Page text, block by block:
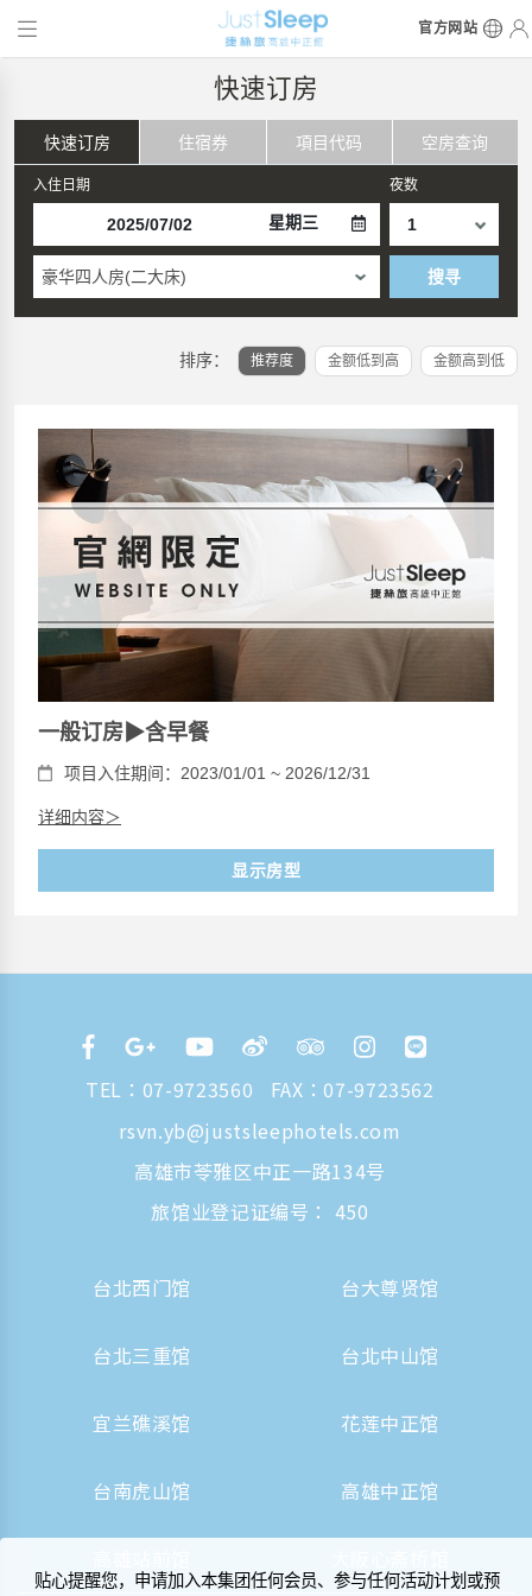
官方网站
快速订房
快速订房 住宿券 項目代码 空房查询
入住日期
星期三
夜数
豪华四人房(二大床) 搜寻
排序： 推荐度 金额低到高 金额高到低
一般订房▶含早餐
项目入住期间：2023/01/01 ~ 2026/12/31
详细内容＞
显示房型
TEL： 07-9723560
FAX：07-9723562
rsvn.yb@justsleephotels.com
高雄市苓雅区中正一路134号
旅馆业登记证编号： 450
台北西门馆 台大尊贤馆
台北三重馆 台北中山馆
宜兰礁溪馆 花莲中正馆
台南虎山馆 高雄中正馆
贴心提醒您，申请加入本集团任何会员、参与任何活动计划或预